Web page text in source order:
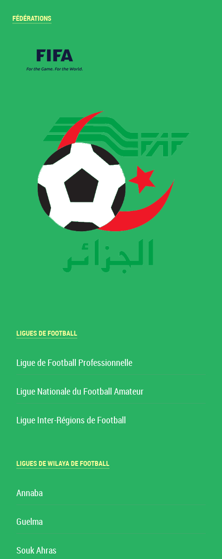
FÉDÉRATIONS
LIGUES DE FOOTBALL
Ligue de Football Professionnelle
Ligue Nationale du Football Amateur
Ligue Inter-Régions de Football
LIGUES DE WILAYA DE FOOTBALL
Annaba
Guelma
Souk Ahras